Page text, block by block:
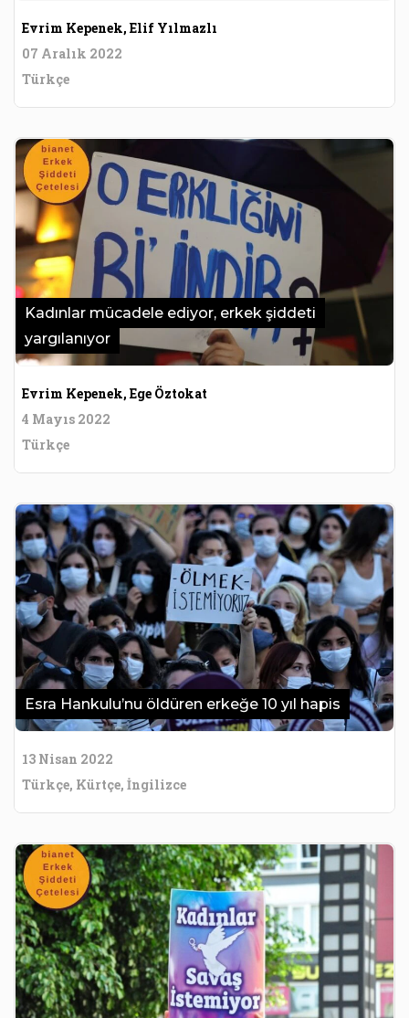
Evrim Kepenek, Elif Yılmazlı
07 Aralık 2022
Türkçe
Kadınlar mücadele ediyor, erkek şiddeti
yargılanıyor
Evrim Kepenek, Ege Öztokat
4 Mayıs 2022
Türkçe
Esra Hankulu’nu öldüren erkeğe 10 yıl hapis
13 Nisan 2022
Türkçe, Kürtçe, İngilizce